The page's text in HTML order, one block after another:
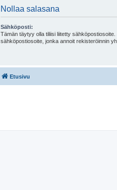
Nollaa salasana
Sähköposti:
Tämän täytyy olla tiliisi liitetty
sähköpostiosoite, jonka annoit rekisteröinnin
Etusivu